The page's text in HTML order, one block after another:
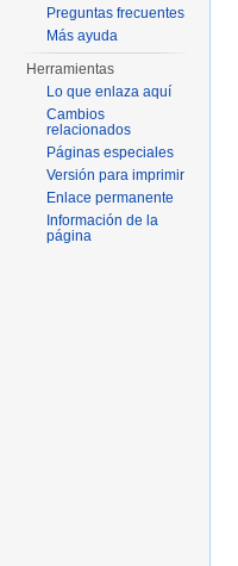
Preguntas frecuentes
Más ayuda
Herramientas
Lo que enlaza aquí
Cambios
relacionados
Páginas especiales
Versión para imprimir
Enlace permanente
Información de la
página